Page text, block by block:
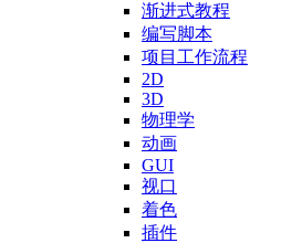
渐进式教程
编写脚本
项目工作流程
2D
3D
物理学
动画
GUI
视口
着色
插件